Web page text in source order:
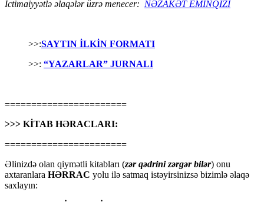
İctimaiyyətlə əlaqələr üzrə menecer: NƏZAKƏT EMİNQIZI
>>:SAYTIN İLKİN FORMATI
>>: “YAZARLAR” JURNALI
=======================
>>> KİTAB HƏRACLARI:
=======================
Əlinizdə olan qiymətli kitabları (zər qədrini zərgər bilər) onu
axtaranlara HƏRRAC yolu ilə satmaq istəyirsinizsə bizimlə əlaqə
saxlayın: